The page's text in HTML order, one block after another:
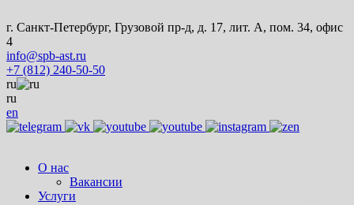
г. Санкт-Петербург, Грузовой пр-д, д. 17, лит. А, пом. 34, офис
4
info@spb-ast.ru
+7 (812) 240-50-50
ru
ru
en
О нас
Вакансии
Услуги